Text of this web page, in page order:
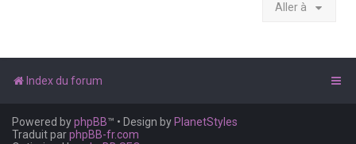
Aller à
Index du forum
Powered byphpBB™ • Design by PlanetStyles
Traduit parphpBB-fr.com